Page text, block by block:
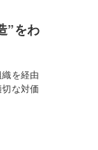
”をわ
を経由
な対価